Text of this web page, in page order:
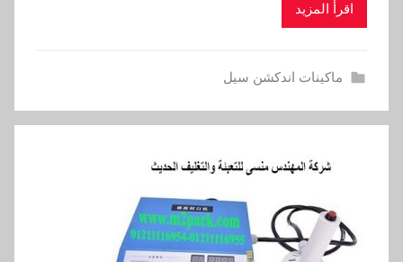
اقرأ المزيد
ماكينات اندكشن سيل